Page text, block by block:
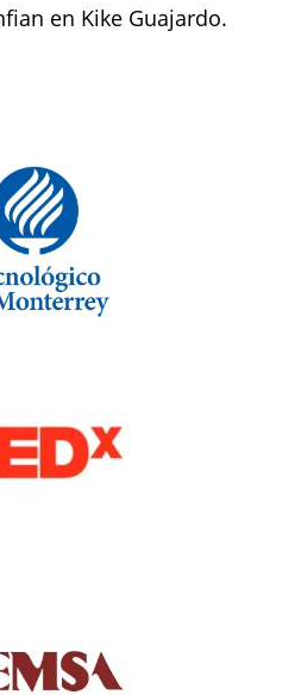
en Kike Guajardo.